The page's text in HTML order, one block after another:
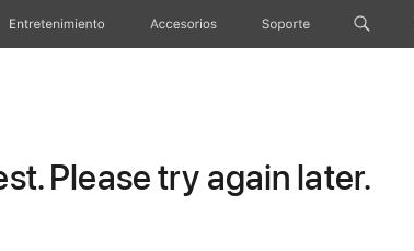
Entretenimiento Accesorios Soporte
Please try again later.